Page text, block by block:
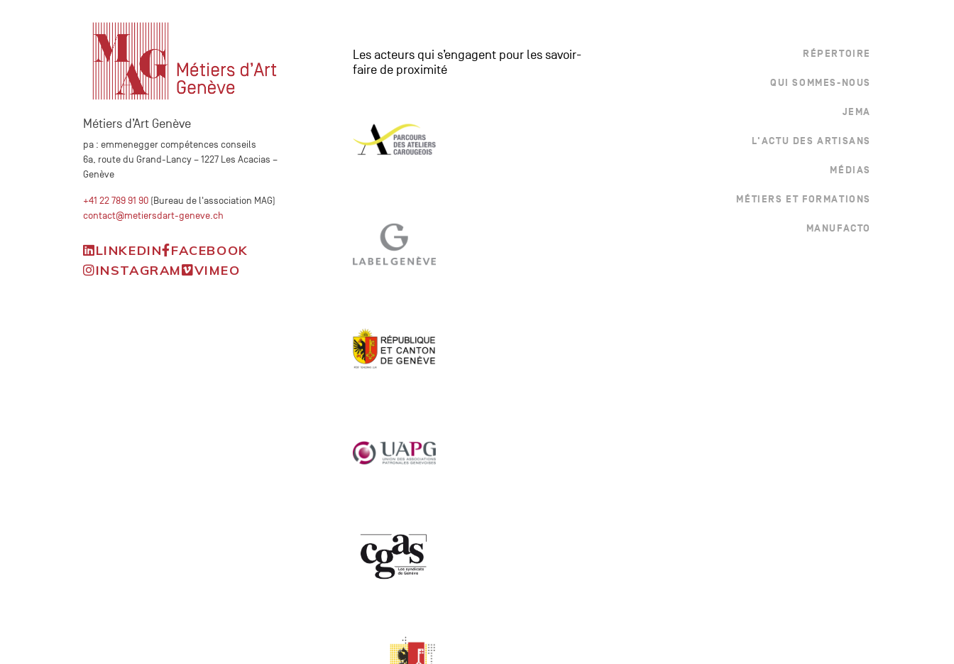
Métiers d’Art Genève
pa : emmenegger compétences conseils
6a, route du Grand-Lancy – 1227 Les Acacias –
Genève
+41 22 789 91 90 (Bureau de l'association MAG)
contact@metiersdart-geneve.ch
LINKEDIN FACEBOOK
INSTAGRAM
VIMEO
Les acteurs qui s’engagent pour les savoir-
faire de proximité
RÉPERTOIRE
QUI SOMMES-NOUS
JEMA
L'ACTU DES ARTISANS
MÉDIAS
MÉTIERS ET FORMATIONS
MANUFACTO